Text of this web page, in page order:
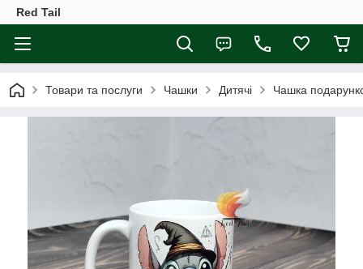
Red Tail
Товари та послуги Чашки Дитячі Чашка